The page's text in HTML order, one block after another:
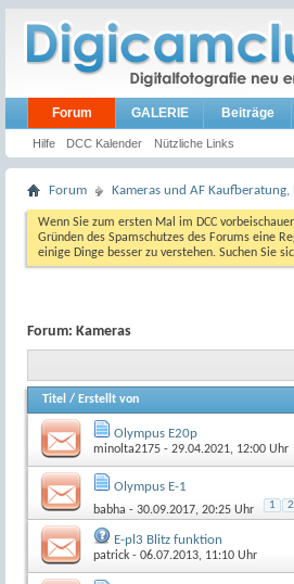
Forum
Hilfe DCC Kalender Nützliche Links
GALERIE Beiträge
Forum Kameras und AF
Wenn Sie zum ersten Mal im DCC
Gründen des Spamschutzes des Forums eine
einige Dinge besser zu verstehen. Suchen Sie
Forum: Kameras
Titel / Erstellt von
Olympus E20p
minolta2175 - 29.04.2021, 12:00 Uhr
Olympus E-1
babha - 30.09.2017, 20:25 Uhr 1 2
E-pl3 Blitz funktion
patrick - 06.07.2013, 11:10 Uhr